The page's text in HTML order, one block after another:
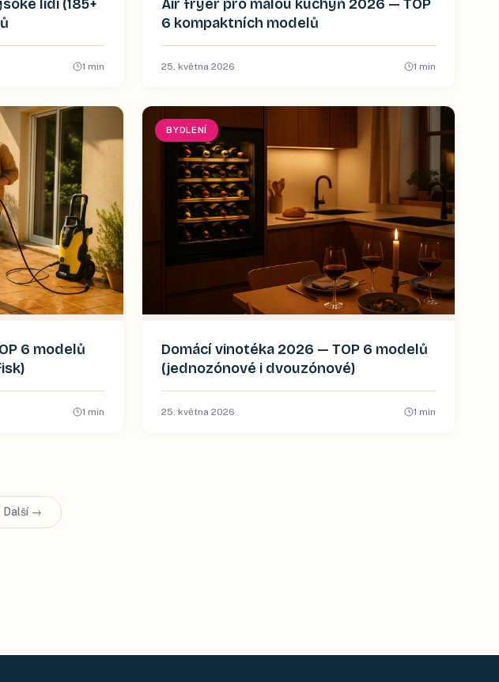
lidi (185+
1 min
Air fryer pro malou kuchyň 2026 — TOP
6 kompaktních modelů
25. května 2026 1 min
6 modelů
1 min
BYDLENÍ
Domácí vinotéka 2026 — TOP 6 modelů
(jednozónové i dvouzónové)
25. května 2026 1 min
Další →